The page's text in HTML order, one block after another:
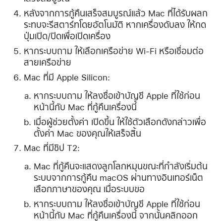
หลังจากการกู้คืนเสร็จสมบูรณ์แล้ว Mac ที่ได้รับผลก
ระทบจะรีสตาร์ทโดยอัตโนมัติ หากเครื่องดับลง ให้กด
ปุ่มเปิด/ปิดเพื่อเปิดเครื่อง
หากระบบถาม ให้เลือกเครือข่าย Wi-Fi หรือเชื่อมต่อ
สายเครือข่าย
Mac ที่มี Apple Silicon:
หากระบบถาม ให้ลงชื่อเข้าบัญชี Apple ที่ใช้ก่อน
หน้านี้กับ Mac ที่กู้คืนเครื่องนี้
เมื่อผู้ช่วยตั้งค่า เปิดขึ้น ให้ใช้ตัวเลือกดังกล่าวเพื่อ
ตั้งค่า Mac ของคุณให้เสร็จสิ้น
Mac ที่มีชิป T2:
Mac ที่กู้คืนจะแสดงลูกโลกหมุนขณะที่กำลังเริ่มต้น
ระบบจากการกู้คืน macOS ผ่านทางอินเทอร์เน็ต
เลือกภาษาของคุณ เมื่อระบบขอ
หากระบบถาม ให้ลงชื่อเข้าบัญชี Apple ที่ใช้ก่อน
หน้านี้กับ Mac ที่กู้คืนเครื่องนี้ จากนั้นคลิกออก